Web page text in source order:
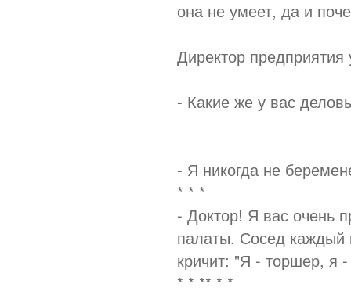
она не умеет, да и
Директор
- Какие же у вас
- Я никогда не
* * *
- Доктор! Я вас очень
палаты. Сосед каждый
кричит: "Я - торшер, я
* * ** * *